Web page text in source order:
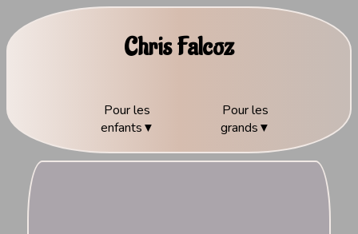
Chris Falcoz
Pour les
enfants
Pour les
grands